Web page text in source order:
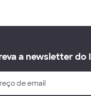
a newsletter do